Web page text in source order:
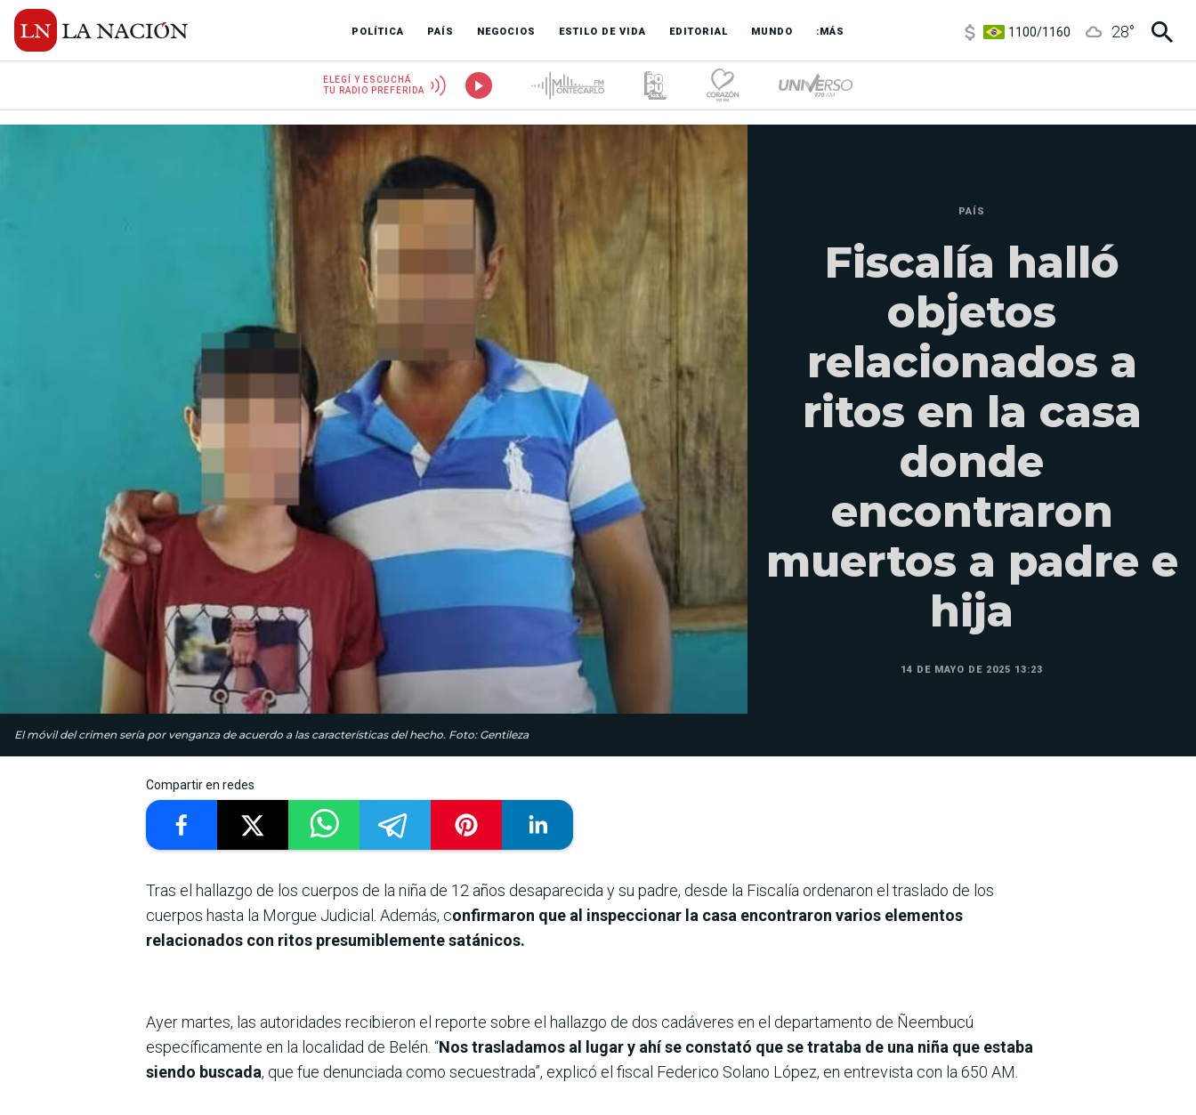
POLÍTICA PAÍS NEGOCIOS ESTILO DE VIDA EDITORIAL MUNDO :MÁS
3,8/4
28°
ELEGÍ Y ESCUCHÁ
TU RADIO PREFERIDA
El móvil del crimen sería por venganza de acuerdo a las características del hecho. Foto: Gentileza
PAÍS
Fiscalía halló
objetos
relacionados a
ritos en la casa
donde
encontraron
muertos a padre e
hija
14 DE MAYO DE 2025 13:23
Compartir en redes
Tras el hallazgo de los cuerpos de la niña de 12 años desaparecida y su padre, desde la Fiscalía ordenaron el traslado de los
cuerpos hasta la Morgue Judicial. Además, confirmaron que al inspeccionar la casa encontraron varios elementos
relacionados con ritos presumiblemente satánicos.
Ayer martes, las autoridades recibieron el reporte sobre el hallazgo de dos cadáveres en el departamento de Ñeembucú
específicamente en la localidad de Belén. “Nos trasladamos al lugar y ahí se constató que se trataba de una niña que estaba
siendo buscada, que fue denunciada como secuestrada”, explicó el fiscal Federico Solano López, en entrevista con la 650 AM.